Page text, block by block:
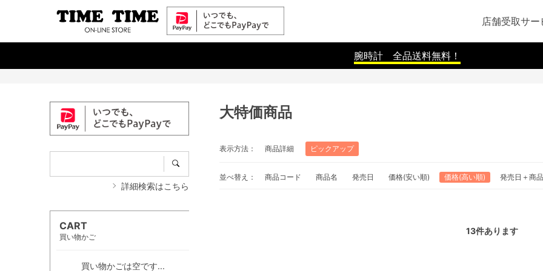
店舗受取サー
腕時計 全品送料無料！
詳細検索はこちら
CART
買い物かご
買い物かごは空です...
大特価商品
表示方法： 商品詳細 ピックアップ
並べ替え： 商品コード 商品名 発売日 価格(安い順) 価格(高い順) 発売日＋商
13件あります